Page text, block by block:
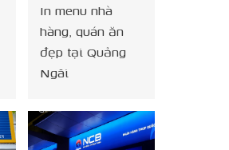
In menu nhà
hàng, quán ăn
đẹp tại Quảng
Ngãi